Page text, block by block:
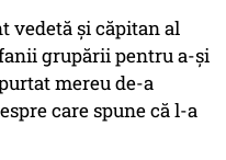
vedetă şi căpitan al
grupării pentru a-şi
mereu de-a
care spune că l-a